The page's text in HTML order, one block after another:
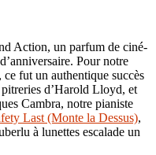
Action, un parfum de ciné-
Pour notre
fut un authentique succès
d’Harold Lloyd, et
Cambra, notre pianiste
Last (Monte la Dessus),
à lunettes escalade un